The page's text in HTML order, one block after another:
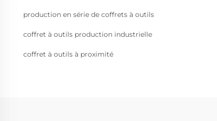
production en série de coffrets à outils
coffret à outils production industrielle
coffret à outils à proximité